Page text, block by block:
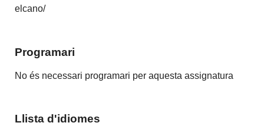
elcano/
Programari
No és necessari programari per aquesta assignatura
Llista d'idiomes